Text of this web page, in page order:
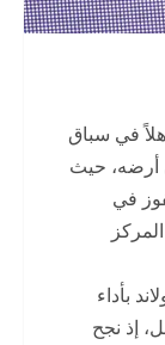
في سباق
على أرضه، حيث
في
بأداء
إذ نجح